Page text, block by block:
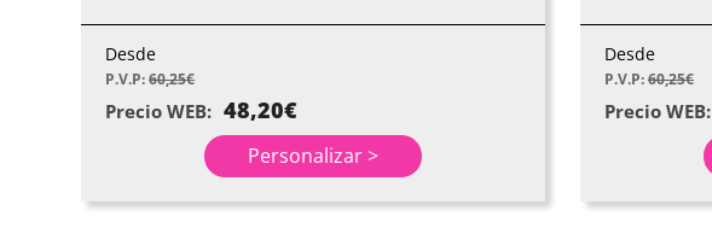
Desde
P.V.P:60,25€
Precio WEB: 48,20€
Personalizar >
Desde
P.V.P:60,25€
Precio WEB: